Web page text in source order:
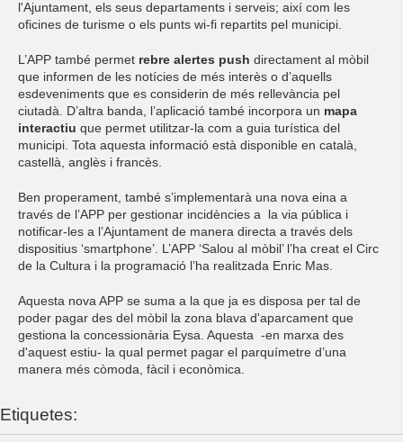
l'Ajuntament, els seus departaments i serveis; així com les
oficines de turisme o els punts wi-fi repartits pel municipi.
L’APP també permet rebre alertes push directament al mòbil
que informen de les notícies de més interès o d’aquells
esdeveniments que es considerin de més rellevància pel
ciutadà. D’altra banda, l’aplicació també incorpora un mapa
interactiu que permet utilitzar-la com a guia turística del
municipi. Tota aquesta informació està disponible en català,
castellà, anglès i francès.
Ben properament, també s’implementarà una nova eina a
través de l’APP per gestionar incidències a la via pública i
notificar-les a l’Ajuntament de manera directa a través dels
dispositius ‘smartphone’. L’APP ‘Salou al mòbil’ l’ha creat el Circ
de la Cultura i la programació l’ha realitzada Enric Mas.
Aquesta nova APP se suma a la que ja es disposa per tal de
poder pagar des del mòbil la zona blava d'aparcament que
gestiona la concessionària Eysa. Aquesta -en marxa des
d'aquest estiu- la qual permet pagar el parquímetre d’una
manera més còmoda, fàcil i econòmica.
Etiquetes: